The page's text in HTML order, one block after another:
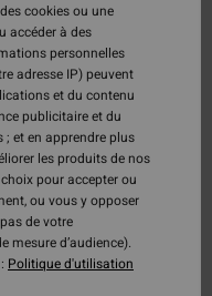
cookies ou une
accéder à des
personnelles
adresse IP) peuvent
et du contenu
publicitaire et du
et en apprendre plus
les produits de nos
pour accepter ou
ou vous y opposer
de votre
mesure d’audience).
Politique d'utilisation